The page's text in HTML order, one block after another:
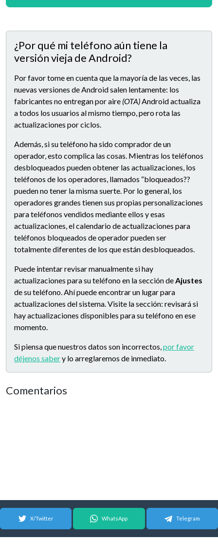
¿Por qué mi teléfono aún tiene la
versión vieja de Android?
Por favor tome en cuenta que la mayoría de las veces, las
nuevas versiones de Android salen lentamente: los
fabricantes no entregan por aire (OTA)Android actualiza
a todos los usuarios al mismo tiempo, pero rota las
actualizaciones por ciclos.
Además, si su teléfono ha sido comprador de un
operador, esto complica las cosas. Mientras los teléfonos
desbloqueados pueden obtener las actualizaciones, los
teléfonos de los operadores, llamados “bloqueados??
pueden no tener la misma suerte. Por lo general, los
operadores grandes tienen sus propias personalizaciones
para teléfonos vendidos mediante ellos y esas
actualizaciones, el calendario de actualizaciones para
teléfonos bloqueados de operador pueden ser
totalmente diferentes de los que están desbloqueados.
Puede intentar revisar manualmente si hay
actualizaciones para su teléfono en la sección deAjustes
de su teléfono. Ahí puede encontrar un lugar para
actualizaciones del sistema. Visite la sección: revisará si
hay actualizaciones disponibles para su teléfono en ese
momento.
Si piensa que nuestros datos son incorrectos,por favor
déjenos sabery lo arreglaremos de inmediato.
Comentarios
X/Twitter WhatsApp Telegram